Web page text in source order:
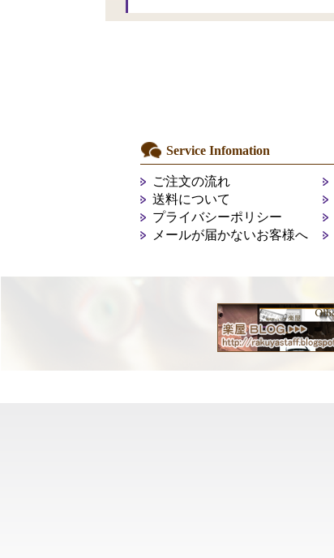
Service Infomation
ご注文の流れ
送料について
プライバシーポリシー
メールが届かないお客様へ